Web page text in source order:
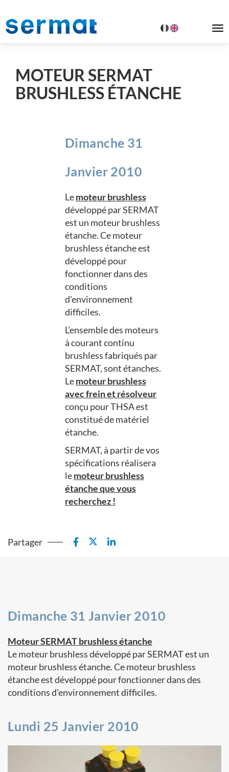
MOTEUR SERMAT
BRUSHLESS ÉTANCHE
Dimanche 31
Janvier 2010
Lemoteur brushless
développé par SERMAT
est un moteur brushless
étanche. Ce moteur
brushless étanche est
développé pour
fonctionner dans des
conditions
d'environnement
difficiles.
L'ensemble des moteurs
à courant continu
brushless fabriqués par
SERMAT, sont étanches.
Lemoteur brushless
avec frein et résolveur
conçu pour THSA est
constitué de matériel
étanche.
SERMAT, à partir de vos
spécifications réalisera
lemoteur brushless
étanche que vous
recherchez !
Partager
Dimanche 31 Janvier 2010
Moteur SERMAT brushless étanche
Le moteur brushless développé par SERMAT est un
moteur brushless étanche. Ce moteur brushless
étanche est développé pour fonctionner dans des
conditions d'environnement difficiles.
Lundi 25 Janvier 2010